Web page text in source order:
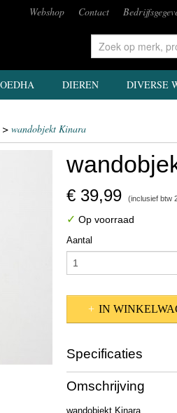
Webshop Contact
DIEREN DIVERSE
> wandobjekt Kinara
€ 39,99 (inclusief btw
✓ Op voorraad
Aantal
IN
Specificaties
Productcode
EAN code
Afmetingen (l,b,h)
Omschrijving
wandobjekt Kinara